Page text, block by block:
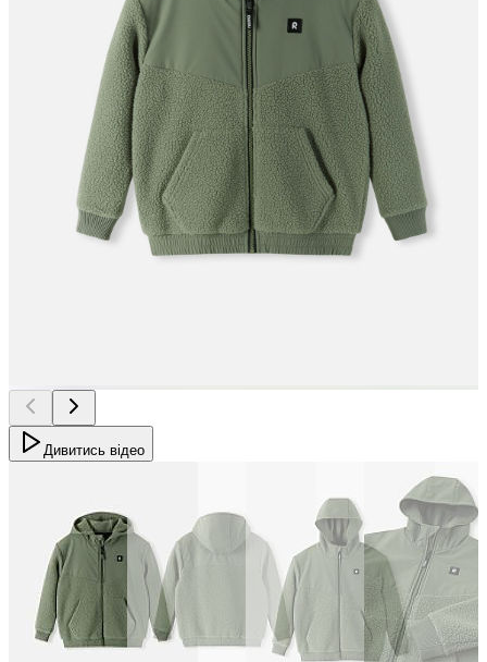
Дивитись відео